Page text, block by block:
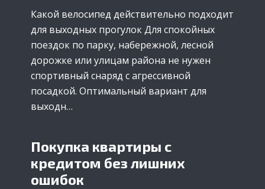
Какой велосипед действительно подходит
для выходных прогулок Для спокойных
поездок по парку, набережной, лесной
дорожке или улицам района не нужен
спортивный снаряд с агрессивной
посадкой. Оптимальный вариант для
выходн…
Покупка квартиры с
кредитом без лишних
ошибок